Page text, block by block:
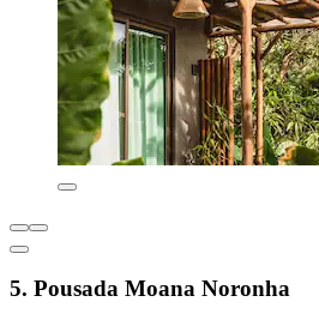
5. Pousada Moana Noronha